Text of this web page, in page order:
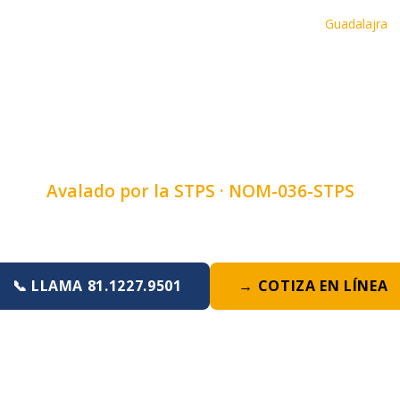
Guadalajra
Avalado por la STPS · NOM-036-STPS
📞 LLAMA 81.1227.9501 → COTIZA EN LÍNEA